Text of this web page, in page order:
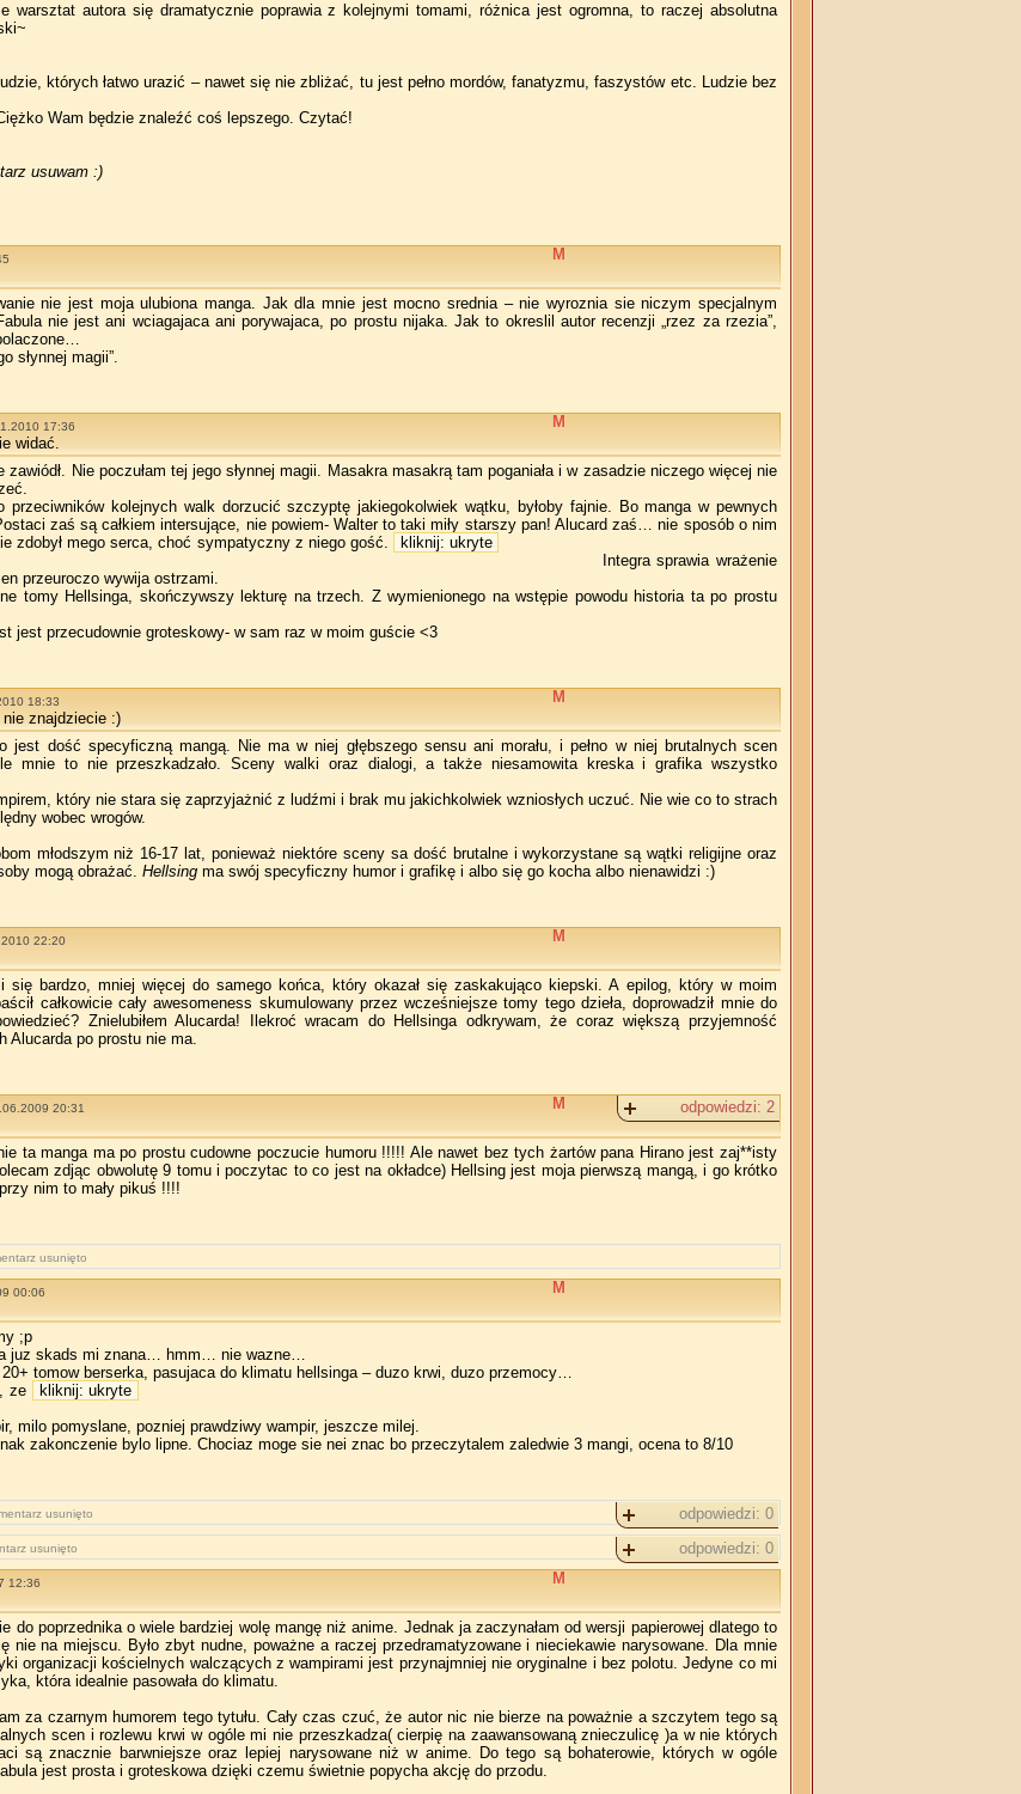
warsztat autora się dramatycznie poprawia z kolejnymi tomami, różnica jest ogromna, to raczej absolutna
których łatwo urazić – nawet się nie zbliżać, tu jest pełno mordów, fanatyzmu, faszystów etc. Ludzie bez
Wam będzie znaleźć coś lepszego. Czytać!
usuwam :)
M
nie jest moja ulubiona manga. Jak dla mnie jest mocno srednia – nie wyroznia sie niczym specjalnym
nie jest ani wciagajaca ani porywajaca, po prostu nijaka. Jak to okreslil autor recenzji „rzez za rzezia”,
słynnej magii”.
M
17:36
widać.
zawiódł. Nie poczułam tej jego słynnej magii. Masakra masakrą tam poganiała i w zasadzie niczego więcej nie
przeciwników kolejnych walk dorzucić szczyptę jakiegokolwiek wątku, byłoby fajnie. Bo manga w pewnych
zaś są całkiem intersujące, nie powiem- Walter to taki miły starszy pan! Alucard zaś… nie sposób o nim
zdobył mego serca, choć sympatyczny z niego gość.
kliknij: ukryte
Integra sprawia wrażenie
przeuroczo wywija ostrzami.
tomy Hellsinga, skończywszy lekturę na trzech. Z wymienionego na wstępie powodu historia ta po prostu
jest przecudownie groteskowy- w sam raz w moim guście <3
M
18:33
znajdziecie :)
jest dość specyficzną mangą. Nie ma w niej głębszego sensu ani morału, i pełno w niej brutalnych scen
mnie to nie przeszkadzało. Sceny walki oraz dialogi, a także niesamowita kreska i grafika wszystko
który nie stara się zaprzyjażnić z ludźmi i brak mu jakichkolwiek wzniosłych uczuć. Nie wie co to strach
wobec wrogów.
młodszym niż 16­‑17 lat, ponieważ niektóre sceny sa dość brutalne i wykorzystane są wątki religijne oraz
mogą obrażać. Hellsing ma swój specyficzny humor i grafikę i albo się go kocha albo nienawidzi :)
M
22:20
się bardzo, mniej więcej do samego końca, który okazał się zaskakująco kiepski. A epilog, który w moim
całkowicie cały awesomeness skumulowany przez wcześniejsze tomy tego dzieła, doprowadził mnie do
Znielubiłem Alucarda! Ilekroć wracam do Hellsinga odkrywam, że coraz większą przyjemność
Alucarda po prostu nie ma.
M odpowiedzi: 2
20:31
ta manga ma po prostu cudowne poczucie humoru !!!!! Ale nawet bez tych żartów pana Hirano jest zaj**isty
zdjąc obwolutę 9 tomu i poczytac to co jest na okładce) Hellsing jest moja pierwszą mangą, i go krótko
nim to mały pikuś !!!!
usunięto
M
00:06
;p
juz skads mi znana… hmm… nie wazne…
tomow berserka, pasujaca do klimatu hellsinga – duzo krwi, duzo przemocy…
ze
kliknij: ukryte
milo pomyslane, pozniej prawdziwy wampir, jeszcze milej.
zakonczenie bylo lipne. Chociaz moge sie nei znac bo przeczytalem zaledwie 3 mangi, ocena to 8/10
odpowiedzi: 0
usunięto
odpowiedzi: 0
usunięto
M
12:36
do poprzednika o wiele bardziej wolę mangę niż anime. Jednak ja zaczynałam od wersji papierowej dlatego to
nie na miejscu. Było zbyt nudne, poważne a raczej przedramatyzowane i nieciekawie narysowane. Dla mnie
organizacji kościelnych walczących z wampirami jest przynajmniej nie oryginalne i bez polotu. Jedyne co mi
która idealnie pasowała do klimatu.
za czarnym humorem tego tytułu. Cały czas czuć, że autor nic nie bierze na poważnie a szczytem tego są
scen i rozlewu krwi w ogóle mi nie przeszkadza( cierpię na zaawansowaną znieczulicę )a w nie których
są znacznie barwniejsze oraz lepiej narysowane niż w anime. Do tego są bohaterowie, których w ogóle
jest prosta i groteskowa dzięki czemu świetnie popycha akcję do przodu.